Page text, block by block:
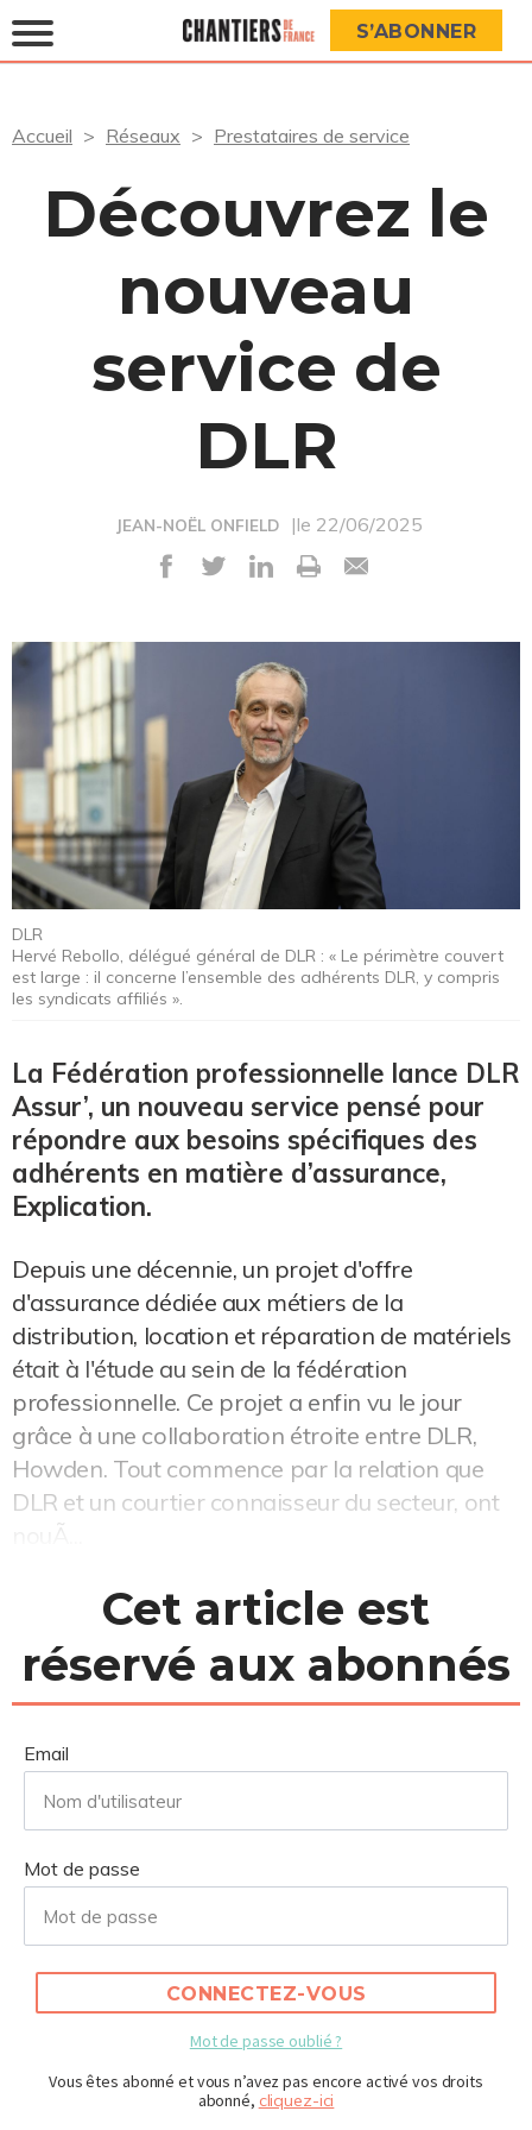
S’ABONNER
Accueil Réseaux Prestataires de service
Découvrez le
nouveau
service de
DLR
JEAN-NOËL ONFIELD |le 22/06/2025
DLR
Hervé Rebollo, délégué général de DLR : « Le périmètre couvert
est large : il concerne l’ensemble des adhérents DLR, y compris
les syndicats affiliés ».
La Fédération professionnelle lance DLR
Assur’, un nouveau service pensé pour
répondre aux besoins spécifiques des
adhérents en matière d’assurance,
Explication.
Depuis une décennie, un projet d'offre
d'assurance dédiée aux métiers de la
distribution, location et réparation de matériels
était à l'étude au sein de la fédération
professionnelle. Ce projet a enfin vu le jour
grâce à une collaboration étroite entre DLR,
Howden. Tout commence par la relation que
DLR et un courtier connaisseur du secteur, ont
nouÃ...
Cet article est
réservé aux abonnés
Email
Mot de passe
CONNECTEZ-VOUS
Mot de passe oublié ?
Vous êtes abonné et vous n’avez pas encore activé vos droits
abonné, cliquez-ici